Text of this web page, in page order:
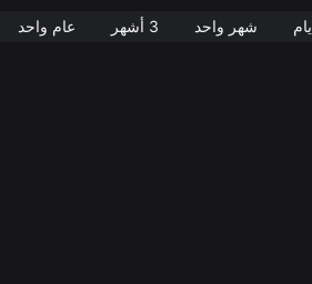
شهر واحد 3 أشهر عام واحد